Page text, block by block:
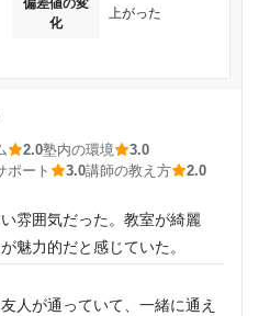
たが、大変満足した。
て、自主学習の機会を与えて
ムがあり、休むと保護者に連
はやや寒かった。
るときもあった。
偏差値の変
化
上がった
2.0塾内の環境
3.0
ポート 3.0講師の教え方 2.0
雰囲気だった。教室が綺麗
魅力的だと感じていた。
人が通っていて、一緒に通え